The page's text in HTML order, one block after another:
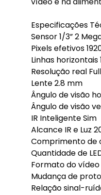
Especificações
Sensor 1/3” 2
Pixels efetivos
Linhas horizontais
Resolução real
Lente 2.8 mm
Ângulo de visão
Ângulo de visão
IR Inteligente Sim
Alcance IR e Luz
Comprimento de
Quantidade de
Formato do vídeo
Mudança de
Relação sinal-